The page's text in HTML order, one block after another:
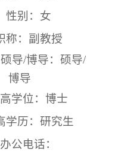
性别：女
称：副教授
硕导/博导：硕导/
博导
学位：博士
学历：研究生
办公电话：